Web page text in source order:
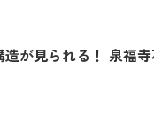
が見られる！ 泉福寺